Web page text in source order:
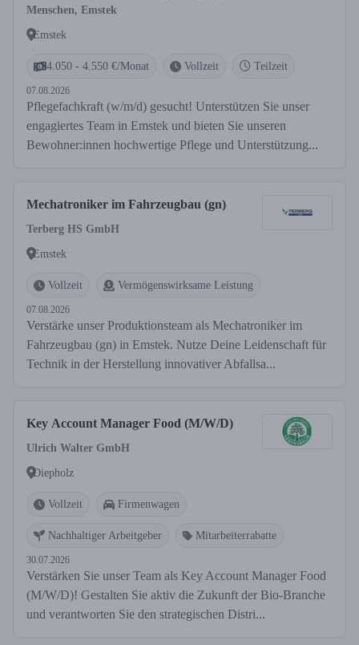
Menschen, Emstek
Emstek
4.050 - 4.550 €/Monat Vollzeit Teilzeit
07.08.2026
Pflegefachkraft (w/m/d) gesucht! Unterstützen Sie unser
engagiertes Team in Emstek und bieten Sie unseren
Bewohner:innen hochwertige Pflege und Unterstützung...
Mechatroniker im Fahrzeugbau (gn)
Terberg HS GmbH
Emstek
Vollzeit Vermögenswirksame Leistung
07.08.2026
Verstärke unser Produktionsteam als Mechatroniker im
Fahrzeugbau (gn) in Emstek. Nutze Deine Leidenschaft für
Technik in der Herstellung innovativer Abfallsa...
Key Account Manager Food (M/W/D)
Ulrich Walter GmbH
Diepholz
Vollzeit Firmenwagen
Nachhaltiger Arbeitgeber Mitarbeiterrabatte
30.07.2026
Verstärken Sie unser Team als Key Account Manager Food
(M/W/D)! Gestalten Sie aktiv die Zukunft der Bio-Branche
und verantworten Sie den strategischen Distri...